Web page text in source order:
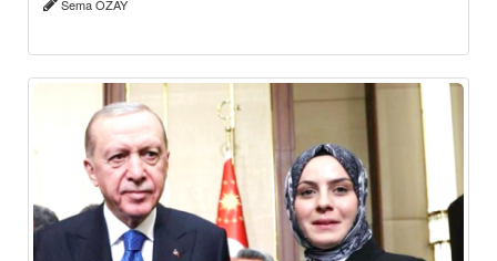
Sema ÖZAY